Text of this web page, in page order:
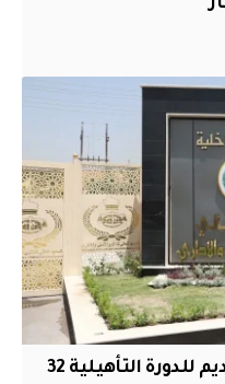
الداخلية تعلن فتح باب التقديم للدورة التأهيلية 32